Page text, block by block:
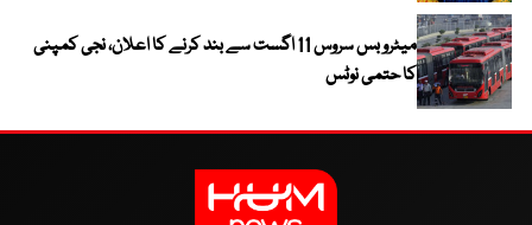
میٹرو بس سروس 11 اگست سے بند کرنے کا اعلان، نجی کمپنی
کا حتمی نوٹس